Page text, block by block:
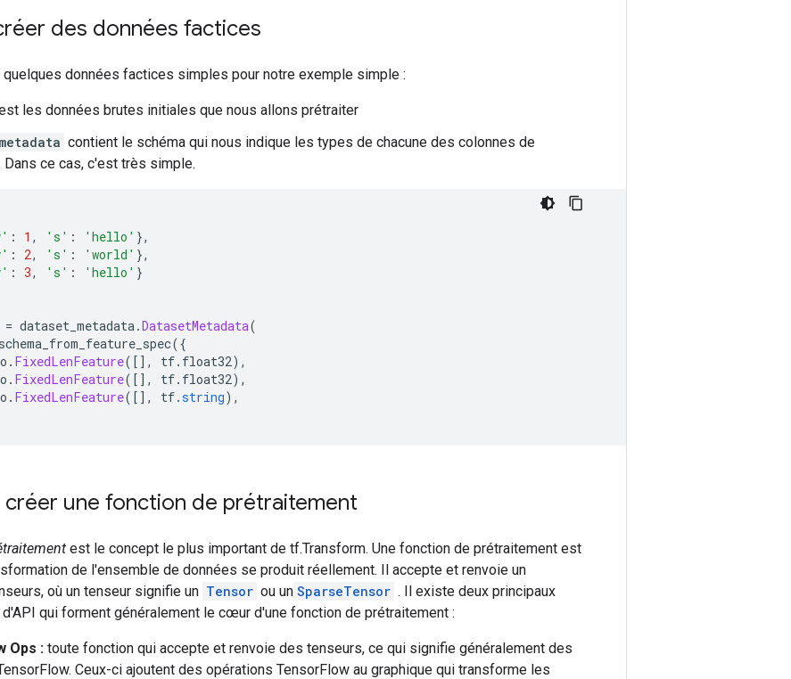
des données factices
quelques données factices simples pour notre exemple simple :
les données brutes initiales que nous allons prétraiter
contient le schéma qui nous indique les types de chacune des colonnes de
Dans ce cas, c'est très simple.
: 1 , 's' : 'hello' },
: 2, 's' : 'world' },
: 3, 's' : 'hello' }
= dataset_metadata.DatasetMetadata(
schema_from_feature_spec({
. FixedLenFeature([], tf. float32),
. FixedLenFeature([], tf. float32),
. FixedLenFeature([], tf.string),
créer une fonction de prétraitement
est le concept le plus important de tf.Transform. Une fonction de prétraitement est
de l'ensemble de données se produit réellement. Il accepte et renvoie un
où un tenseur signifie un Tensor ou un SparseTensor . Il existe deux principaux
qui forment généralement le cœur d'une fonction de prétraitement :
Ops : toute fonction qui accepte et renvoie des tenseurs, ce qui signifie généralement des
Ceux-ci ajoutent des opérations TensorFlow au graphique qui transforme les